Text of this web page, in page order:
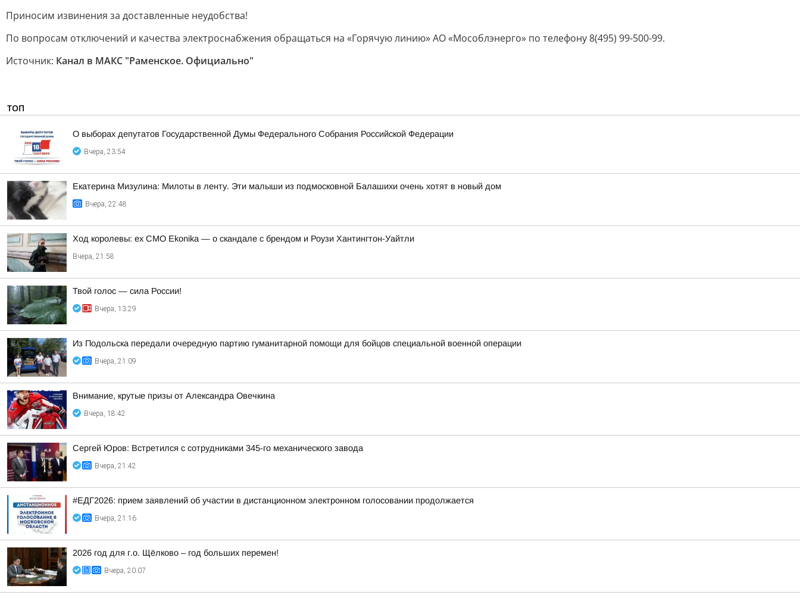
Приносим извинения за доставленные неудобства!
По вопросам отключений и качества электроснабжения обращаться на «Горячую линию» АО «Мособлэнерго» по телефону 8(495) 99-500-99.
Источник: Канал в МАКС "Раменское. Официально"
ТОП
О выборах депутатов Государственной Думы Федерального Собрания Российской Федерации
Вчера, 23:54
Екатерина Мизулина: Милоты в ленту. Эти малыши из подмосковной Балашихи очень хотят в новый дом
Вчера, 22:48
Ход королевы: ex CMO Ekonika — о скандале с брендом и Роузи Хантингтон-Уайтли
Вчера, 21:58
Твой голос — сила России!
Вчера, 13:29
Из Подольска передали очередную партию гуманитарной помощи для бойцов специальной военной операции
Вчера, 21:09
Внимание, крутые призы от Александра Овечкина
Вчера, 18:42
Сергей Юров: Встретился с сотрудниками 345-го механического завода
Вчера, 21:42
#ЕДГ2026: прием заявлений об участии в дистанционном электронном голосовании продолжается
Вчера, 21:16
2026 год для г.о. Щёлково – год больших перемен!
Вчера, 20:07